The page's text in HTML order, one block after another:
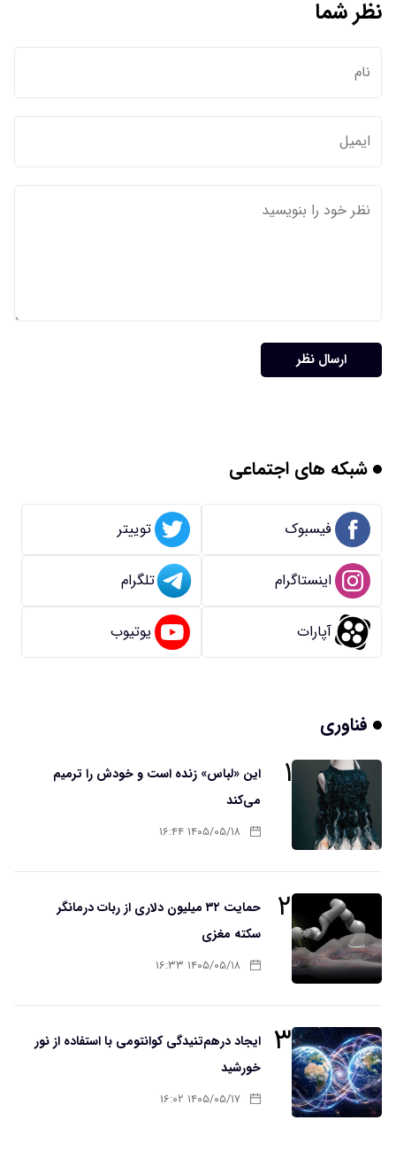
نظر شما
ارسال نظر
شبکه های اجتماعی
فیسبوک توییتر
اینستاگرام تلگرام
آپارات یوتیوب
فناوری
۱
این «لباس» زنده است و خودش را ترمیم
می‌کند
۱۴۰۵/۰۵/۱۸ ۱۶:۴۴
۲
حمایت ۳۲ میلیون دلاری از ربات درمانگر
سکته مغزی
۱۴۰۵/۰۵/۱۸ ۱۶:۳۳
۳
ایجاد درهم‌تنیدگی کوانتومی با استفاده از نور
خورشید
۱۴۰۵/۰۵/۱۷ ۱۶:۰۲